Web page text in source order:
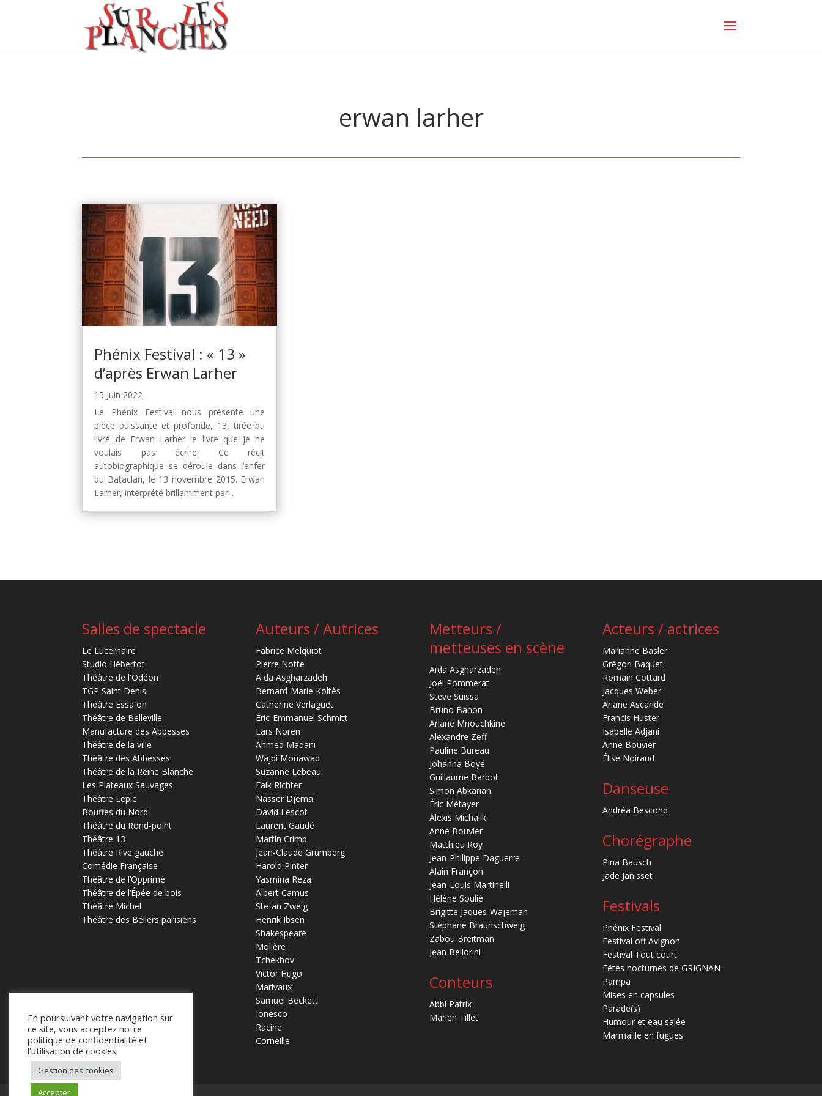
erwan larher
Phénix Festival : « 13 »
d’après Erwan Larher
15 Juin 2022
Le Phénix Festival nous présente une
pièce puissante et profonde, 13, tirée du
livre de Erwan Larher le livre que je ne
voulais pas écrire. Ce récit
autobiographique se déroule dans l’enfer
du Bataclan, le 13 novembre 2015. Erwan
Larher, interprété brillamment par...
Salles de spectacle
Le Lucernaire
Studio Hébertot
Théâtre de l'Odéon
TGP Saint Denis
Théâtre Essaïon
Théâtre de Belleville
Manufacture des Abbesses
Théâtre de la ville
Théâtre des Abbesses
Théâtre de la Reine Blanche
Les Plateaux Sauvages
Théâtre Lepic
Bouffes du Nord
Théâtre du Rond-point
Théâtre 13
Théâtre Rive gauche
Comédie Française
Théâtre de l’Opprimé
Théâtre de l’Épée de bois
Théâtre Michel
Théâtre des Béliers parisiens
Auteurs / Autrices
Fabrice Melquiot
Pierre Notte
Aïda Asgharzadeh
Bernard-Marie Koltès
Catherine Verlaguet
Éric-Emmanuel Schmitt
Lars Noren
Ahmed Madani
Wajdi Mouawad
Suzanne Lebeau
Falk Richter
Nasser Djemaï
David Lescot
Laurent Gaudé
Martin Crimp
Jean-Claude Grumberg
Harold Pinter
Yasmina Reza
Albert Camus
Stefan Zweig
Henrik Ibsen
Shakespeare
Molière
Tchekhov
Victor Hugo
Marivaux
Samuel Beckett
Ionesco
Racine
Corneille
Metteurs /
metteuses en scène
Aïda Asgharzadeh
Joël Pommerat
Steve Suissa
Bruno Banon
Ariane Mnouchkine
Alexandre Zeff
Pauline Bureau
Johanna Boyé
Guillaume Barbot
Simon Abkarian
Éric Métayer
Alexis Michalik
Anne Bouvier
Matthieu Roy
Jean-Philippe Daguerre
Alain Françon
Jean-Louis Martinelli
Hélène Soulié
Brigitte Jaques-Wajeman
Stéphane Braunschweig
Zabou Breitman
Jean Bellorini
Conteurs
Abbi Patrix
Marien Tillet
Acteurs / actrices
Marianne Basler
Grégori Baquet
Romain Cottard
Jacques Weber
Ariane Ascaride
Francis Huster
Isabelle Adjani
Anne Bouvier
Élise Noiraud
Danseuse
Andréa Bescond
Chorégraphe
Pina Bausch
Jade Janisset
Festivals
Phénix Festival
Festival off Avignon
Festival Tout court
Fêtes nocturnes de GRIGNAN
Pampa
Mises en capsules
Parade(s)
Humour et eau salée
Marmaille en fugues
En poursuivant votre navigation sur
ce site, vous acceptez notre
politique de confidentialité et
l'utilisation de cookies.
Gestion des cookies
Accepter